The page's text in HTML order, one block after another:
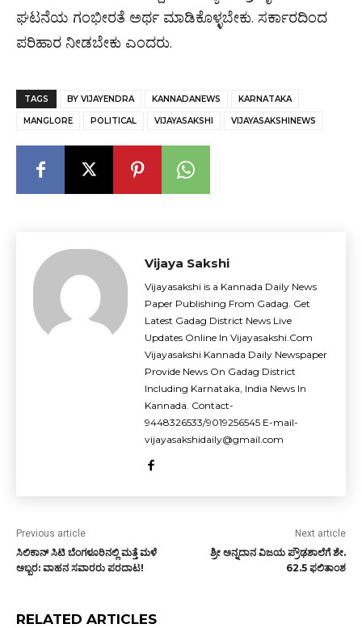
ಘಟನೆಯ ಗಂಭೀರತೆ ಅರ್ಥ ಮಾಡಿಕೊಳ್ಳಬೇಕು. ಸರ್ಕಾರದಿಂದ
ಪರಿಹಾರ ನೀಡಬೇಕು ಎಂದರು.
TAGS BY VIJAYENDRA KANNADANEWS KARNATAKA
MANGLORE POLITICAL VIJAYASAKSHI VIJAYASAKSHINEWS
Vijaya Sakshi
Vijayasakshi is a Kannada Daily News
Paper Publishing From Gadag. Get
Latest Gadag District News Live
Updates Online In Vijayasakshi.Com
Vijayasakshi Kannada Daily Newspaper
Provide News On Gadag District
Including Karnataka, India News In
Kannada. Contact-
9448326533/9019256545 E-mail-
vijayasakshidaily@gmail.com
Previous article
ಸಿಲಿಕಾನ್ ಸಿಟಿ ಬೆಂಗಳೂರಿನಲ್ಲಿ ಮತ್ತೆ ಮಳೆ
ಅಬ್ಬರ: ವಾಹನ ಸವಾರರು ಪರದಾಟ!
Next article
ಶ್ರೀ ಅನ್ನದಾನ ವಿಜಯ ಪ್ರೌಢಶಾಲೆಗೆ ಶೇ.
62.5 ಫಲಿತಾಂಶ
RELATED ARTICLES